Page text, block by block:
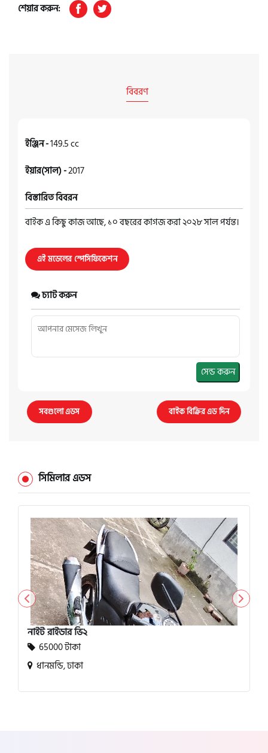
শেয়ার করুন:
বিবরণ
ইঞ্জিন -149.5 cc
ইয়ার(সাল) -2017
বিস্তারিত বিবরন
বাইক এ কিছু কাজ আছে, ১০ বছরের কাগজ করা ২০২৮ সাল পর্যন্ত।
এই মডেলের স্পেসিফিকেশন
চ্যাট করুন
সেন্ড করুন
সবগুলো এডস বাইক বিক্রির এড দিন
সিমিলার এডস
নাইট রাইডার ভি২
65000 টাকা
ধানমন্ডি, ঢাকা